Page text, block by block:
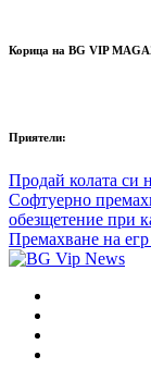
Корица на BG VIP
Приятели:
Продай колата си
Софтуерно
обезщетение при
Премахване на